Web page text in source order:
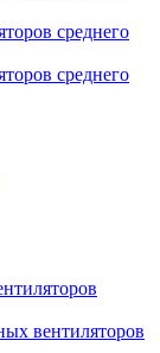
среднего
среднего
вентиляторов